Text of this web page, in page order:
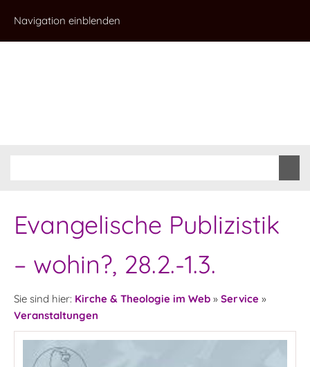
Navigation einblenden
Evangelische Publizistik
– wohin?, 28.2.-1.3.
Sie sind hier: Kirche & Theologie im Web » Service »
Veranstaltungen